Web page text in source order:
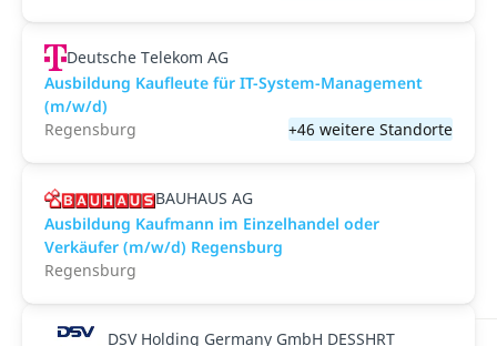
Deutsche Telekom AG
Ausbildung Kaufleute für IT-System-Management
(m/w/d)
Regensburg
+46 weitere Standorte
BAUHAUS AG
Ausbildung Kaufmann im Einzelhandel oder
Verkäufer (m/w/d) Regensburg
Regensburg
DSV Holding Germany GmbH DESSHRT